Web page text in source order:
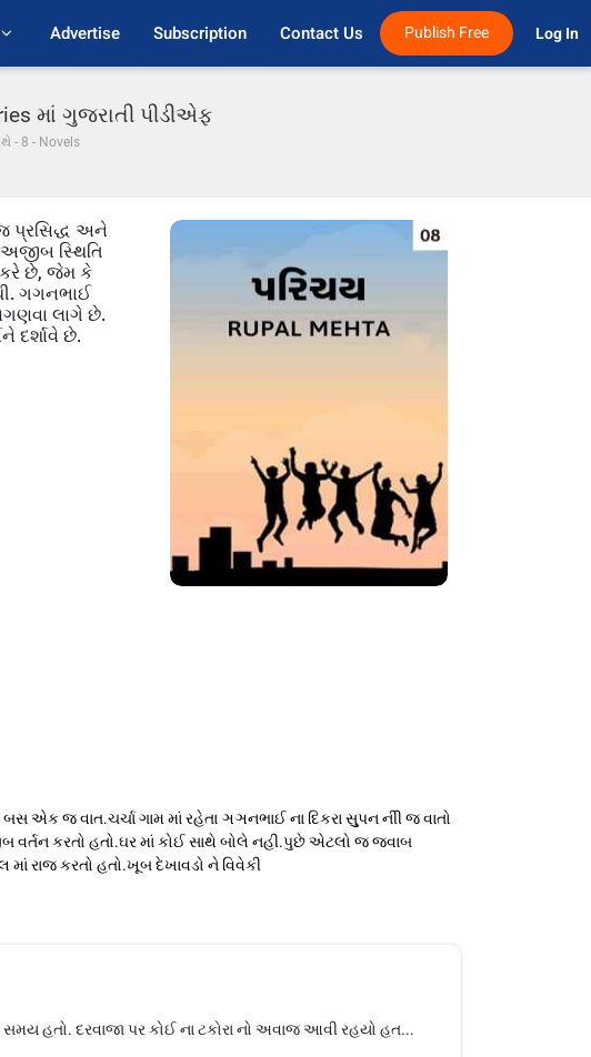
Advertise Subscription Contact Us Publish Free Log In
માં ગુજરાતી પીડીએફ
- 8 - Novels
પ્રસિદ્ધ અને
સ્થિતિ
કરે છે, જેમ કે
ગગનભાઈ
લાગે છે.
દર્શાવે છે.
જ વાત.ચર્ચા ગામ માં રહેતા ઞઞનભાઈ ના દિકરા સુુપન નીી જ વાતો
વર્તન કરતો હતો.ઘર માં કોઈ સાથે બોલે નહી.પુછે એટલો જ જવાબ
રાજ કરતો હતો.ખૂબ દેખાવડો ને વિવેકી
હતો. દરવાજા પર કોઈ ના ટકોરા નો અવાજ આવી રહયો હત...